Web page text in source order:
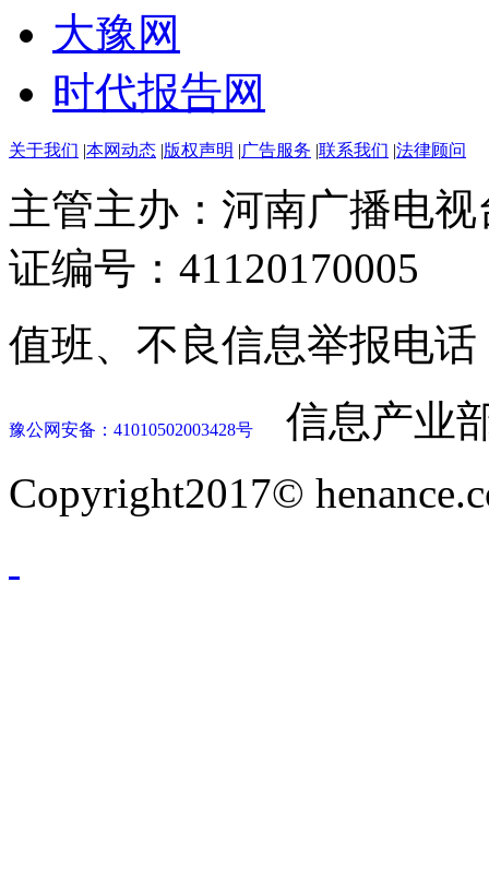
大豫网
时代报告网
关于我们 本网动态 版权声明 广告服务 联系我们 法律顾问
主管主办：河南广播电
证编号：41120170005
值班、不良信息举报电话
豫公网安备：41010502003428号
信息产业
Copyright2017©